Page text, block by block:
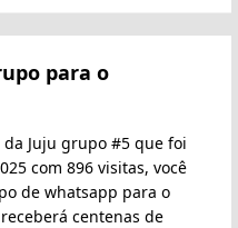
para o
Juju grupo #5 que foi
com 896 visitas, você
de whatsapp para o
centenas de